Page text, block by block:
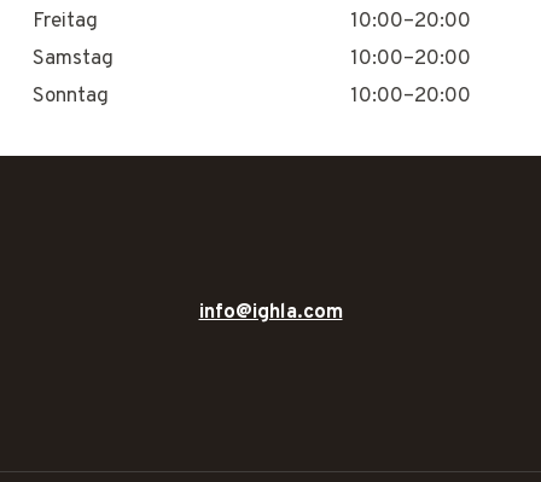
Freitag
10:00–20:00
Samstag
10:00–20:00
Sonntag
10:00–20:00
info@ighla.com